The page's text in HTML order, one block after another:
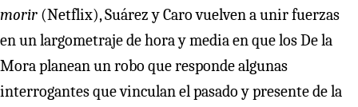
morir (Netflix), Suárez y Caro vuelven a unir fuerzas
en un largometraje de hora y media en que los De la
Mora planean un robo que responde algunas
interrogantes que vinculan el pasado y presente de la